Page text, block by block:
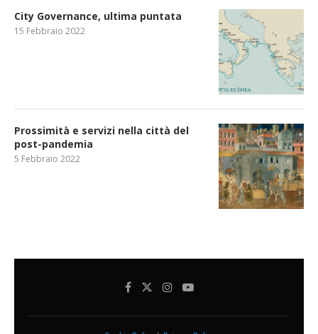
City Governance, ultima puntata
15 Febbraio 2022
Prossimità e servizi nella città del
post-pandemia
5 Febbraio 2022